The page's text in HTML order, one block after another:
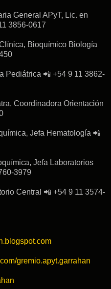
General APyT, Lic. en
3856-0617
Bioquímico Biología
Pediátrica 📲 +54 9 11 3862-
Coordinadora Orientación
Jefa Hematología 📲
Jefa Laboratorios
3979
Central 📲 +54 9 11 3574-
gremio.apyt.garrahan